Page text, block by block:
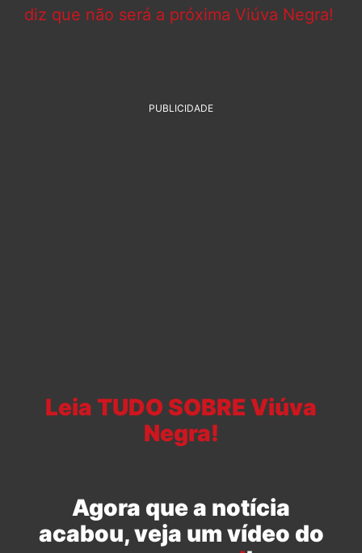
diz que não será a próxima Viúva Negra!
PUBLICIDADE
Leia TUDO SOBRE Viúva
Negra!
Agora que a notícia
acabou, veja um vídeo do